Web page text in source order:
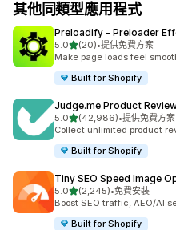
其他同類型應用程式
Preloadify ‑ Preloader
5.0滿分 5 顆星
(20)
共有 20 則評價
•提供免費方案
Make page loads feel
Built for Shopify
Judge.me Product
5.0滿分 5 顆星
(42,986)
共有 42986 則評價
•提供免費方案
Collect unlimited product
Built for Shopify
Tiny SEO Speed Image
5.0滿分 5 顆星
(2,245)
共有 2245 則評價
•免費安裝
Boost SEO traffic, AEO/AI
Built for Shopify